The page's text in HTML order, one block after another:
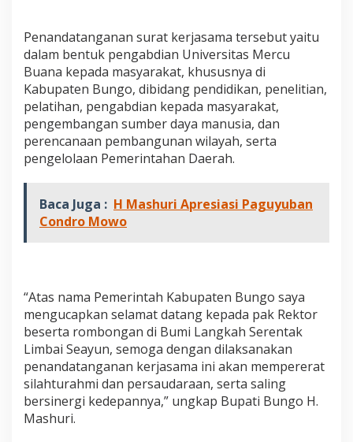
r
j
a
s
a
m
a
D
e
a
n
r
s
i
a
s
M
e
Penandatanganan surat kerjasama tersebut yaitu
dalam bentuk pengabdian Universitas Mercu
Buana kepada masyarakat, khususnya di
Kabupaten Bungo, dibidang pendidikan, penelitian,
pelatihan, pengabdian kepada masyarakat,
pengembangan sumber daya manusia, dan
perencanaan pembangunan wilayah, serta
pengelolaan Pemerintahan Daerah.
Baca Juga : H Mashuri Apresiasi Paguyuban
Condro Mowo
“Atas nama Pemerintah Kabupaten Bungo saya
mengucapkan selamat datang kepada pak Rektor
beserta rombongan di Bumi Langkah Serentak
Limbai Seayun, semoga dengan dilaksanakan
penandatanganan kerjasama ini akan mempererat
silahturahmi dan persaudaraan, serta saling
bersinergi kedepannya,” ungkap Bupati Bungo H.
Mashuri.